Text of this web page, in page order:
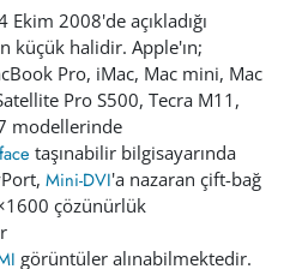
Ekim 2008'de açıkladığı
küçük halidir. Apple'ın;
Pro, iMac, Mac mini, Mac
Pro S500, Tecra M11,
modellerinde
taşınabilir bilgisayarında
Mini-DVI'a nazaran çift-bağ
çözünürlük
görüntüler alınabilmektedir.